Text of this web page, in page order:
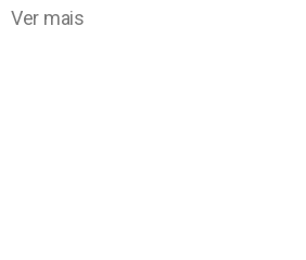
Ver mais